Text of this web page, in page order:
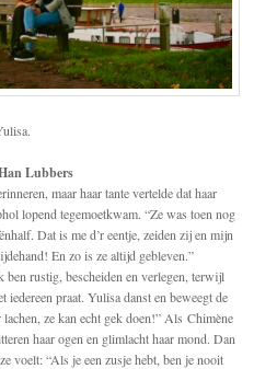
Lubbers
maar haar tante vertelde dat haar
lopend tegemoetkwam. “Ze was toen nog
Dat is me d’r eentje, zeiden zij en mijn
En zo is ze altijd gebleven.”
ben rustig, bescheiden en verlegen, terwijl
iedereen praat. Yulisa danst en beweegt de
ze kan echt gek doen!” Als Chimène
haar ogen en glimlacht haar mond. Dan
voelt: “Als je een zusje hebt, ben je nooit